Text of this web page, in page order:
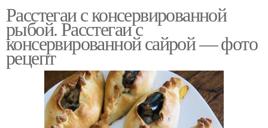
Расстегаи с консервированной
рыбой. Расстегаи с
консервированной сайрой — фото
рецепт